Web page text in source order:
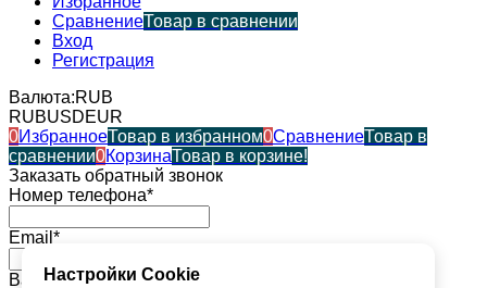
Настройки Cookie
СравнениеТовар в сравнении
Вход
Регистрация
Валюта:RUB
RUBUSDEUR
0ИзбранноеТовар в избранном0СравнениеТовар в
сравнении0КорзинаТовар в корзине!
Заказать обратный звонок
Номер телефона*
Email*
Ваше имя*